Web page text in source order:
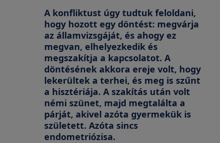
A konfliktust úgy tudtuk feloldani,
hogy hozott egy döntést: megvárja
az államvizsgáját, és ahogy ez
megvan, elhelyezkedik és
megszakítja a kapcsolatot. A
döntésének akkora ereje volt, hogy
lekerültek a terhei, és meg is szűnt
a hisztériája. A szakítás után volt
némi szünet, majd megtalálta a
párját, akivel azóta gyermekük is
született. Azóta sincs
endometriózisa.